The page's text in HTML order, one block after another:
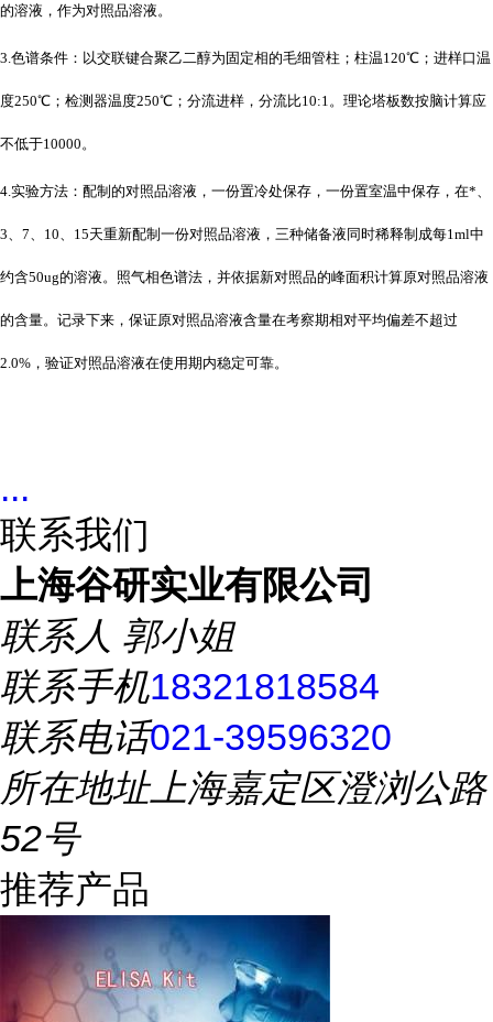
的溶液，作为对照品溶液。
3.色谱条件：以交联键合聚乙二醇为固定相的毛细管柱；柱温120℃；进样口温
度250℃；检测器温度250℃；分流进样，分流比10:1。理论塔板数按脑计算应
不低于10000。
4.实验方法：配制的对照品溶液，一份置冷处保存，一份置室温中保存，在*、
3、7、10、15天重新配制一份对照品溶液，三种储备液同时稀释制成每1ml中
约含50ug的溶液。照气相色谱法，并依据新对照品的峰面积计算原对照品溶液
的含量。记录下来，保证原对照品溶液含量在考察期相对平均偏差不超过
2.0%，验证对照品溶液在使用期内稳定可靠。
...
联系我们
上海谷研实业有限公司
联系人 郭小姐
联系手机18321818584
联系电话021-39596320
所在地址上海嘉定区澄浏公路
52号
推荐产品